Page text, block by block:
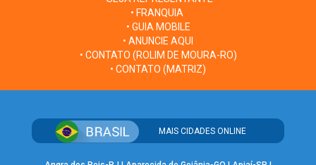
• FRANQUIA
• GUIA MOBILE
• ANUNCIE AQUI
• CONTATO (ROLIM DE MOURA-RO)
• CONTATO (MATRIZ)
MAIS CIDADES ONLINE